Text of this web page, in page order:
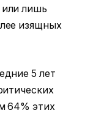
или лишь
изящных
5 лет
64% этих